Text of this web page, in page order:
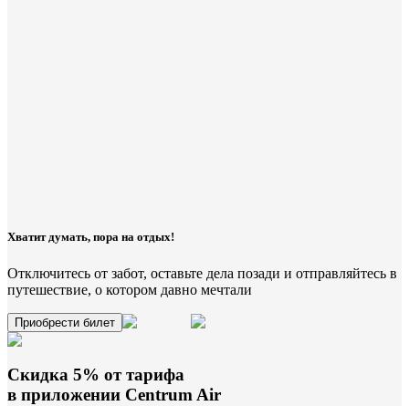
Хватит думать, пора на отдых!
Отключитесь от забот, оставьте дела позади и отправляйтесь в
путешествие, о котором давно мечтали
Приобрести билет
Скидка 5% от тарифа
в приложении Centrum Air